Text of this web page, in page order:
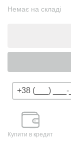
Немає на складі
Купити в кредит